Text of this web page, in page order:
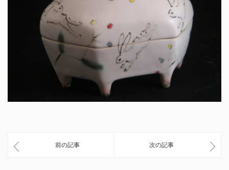
前の記事 次の記事